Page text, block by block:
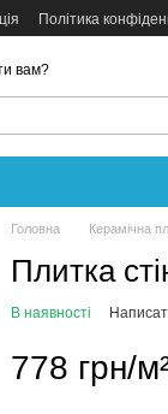
Політика
вам?
Головна Керамічна
Плитка
В наявності
778 грн/